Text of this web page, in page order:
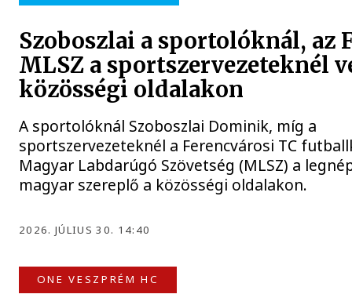
Szoboszlai a sportolóknál, az
MLSZ a sportszervezeteknél
közösségi oldalakon
A sportolóknál Szoboszlai Dominik, míg a
sportszervezeteknél a Ferencvárosi TC
Magyar Labdarúgó Szövetség (MLSZ) a
magyar szereplő a közösségi oldalakon.
2026. JÚLIUS 30. 14:40
ONE VESZPRÉM HC